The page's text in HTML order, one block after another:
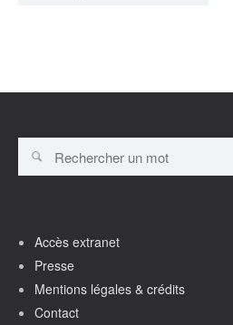
Accès extranet
Presse
Mentions légales & crédits
Contact